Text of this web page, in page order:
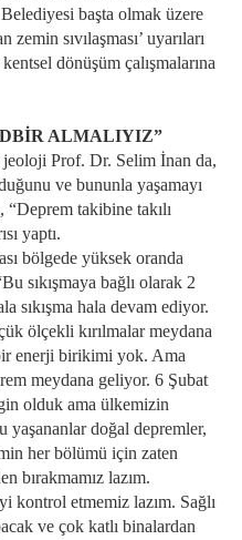
başta olmak üzere
sıvılaşması’ uyarıları
dönüşüm çalışmalarına
ALMALIYIZ”
Prof. Dr. Selim İnan da,
ve bununla yaşamayı
takibine takılı
yaptı.
bölgede yüksek oranda
sıkışmaya bağlı olarak 2
sıkışma hala devam ediyor.
ölçekli kırılmalar meydana
enerji birikimi yok. Ama
meydana geliyor. 6 Şubat
olduk ama ülkemizin
yaşananlar doğal depremler,
her bölümü için zaten
bırakmamız lazım.
kontrol etmemiz lazım. Sağlı
ve çok katlı binalardan